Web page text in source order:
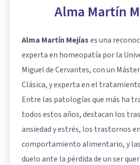
Alma Martín
Alma Martín Mejíases una
experta en homeopatía por la
Miguel de Cervantes, con un
Clásica, y experta en el
Entre las patologías que más ha
todos estos años, destacan los
ansiedad y estrés, los trastornos
comportamiento alimentario, y
duelo ante la pérdida de un ser